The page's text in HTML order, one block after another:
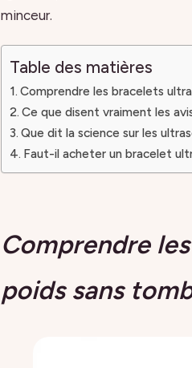
minceur.
Table des matières
Comprendre les bracelets
Ce que disent vraiment les
Que dit la science sur les
Faut-il acheter un bracelet
Comprendre
poids sans